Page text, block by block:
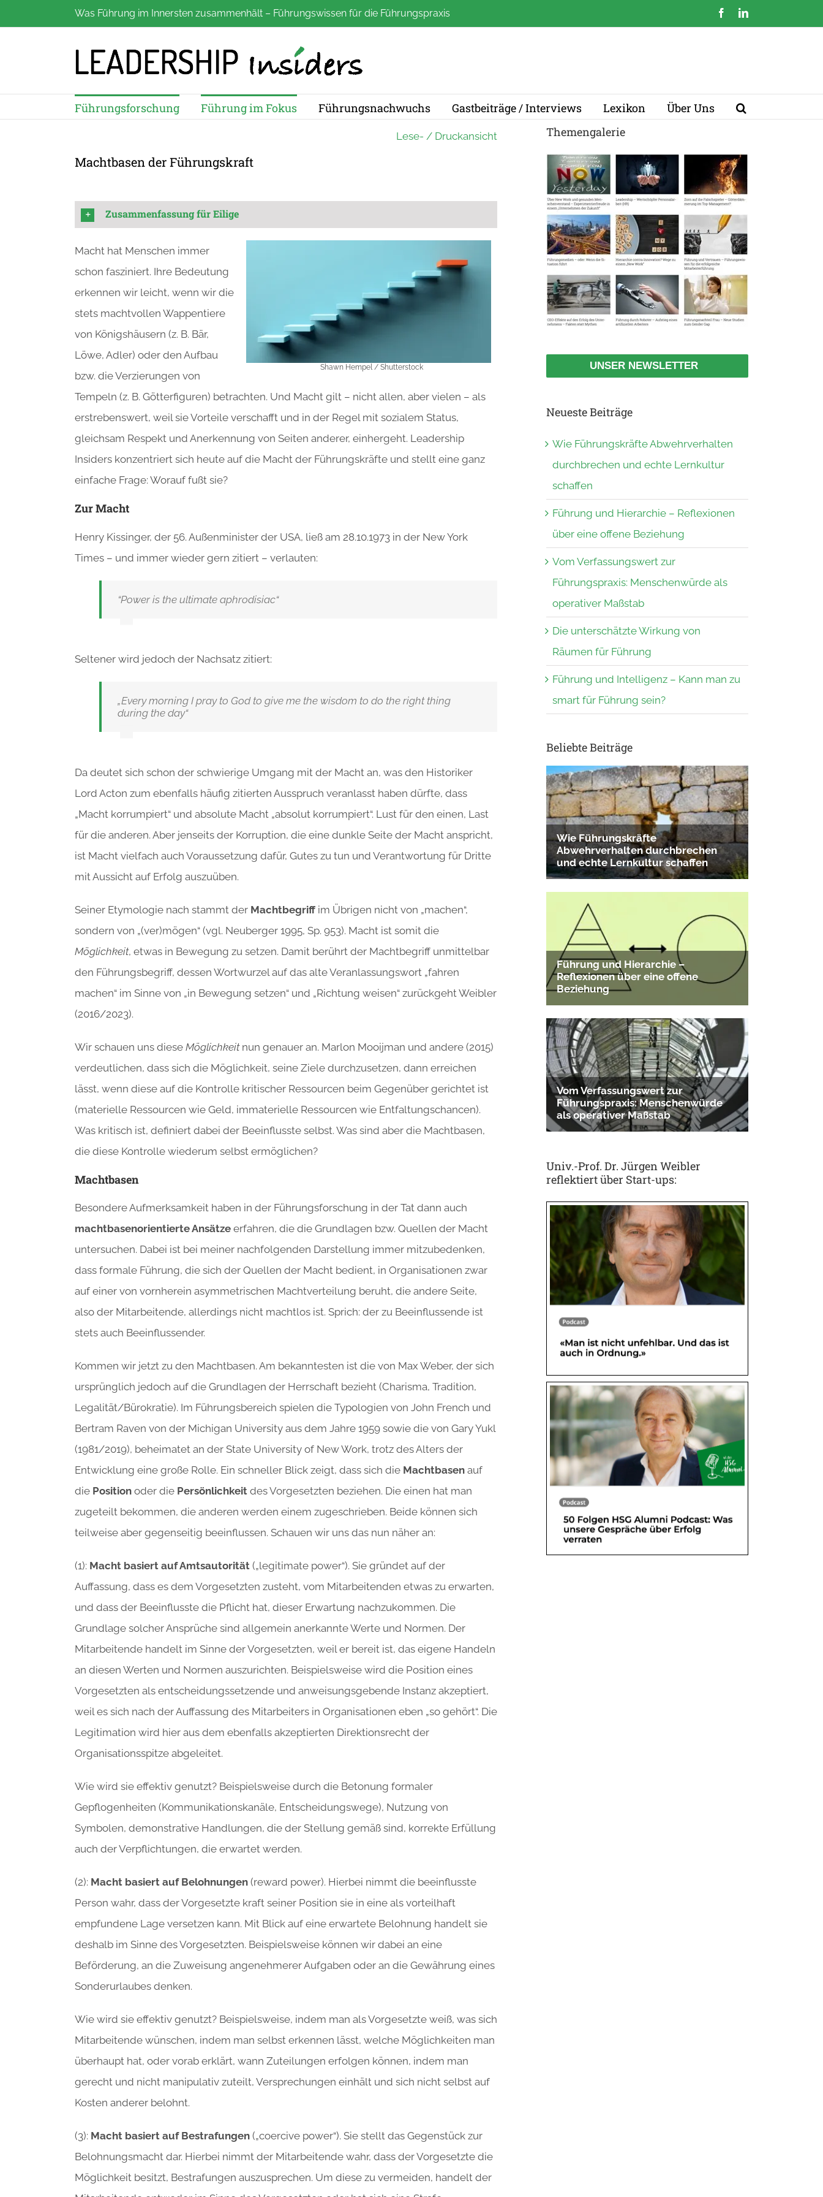
Inhalt
Was Führung im Innersten zusammenhält – Führungswissen für die Führungspraxis FacebookLinkedIn
Führungsforschung Führung im Fokus Führungsnachwuchs Gastbeiträge / Interviews Lexikon Über Uns
Lese- / Druckansicht
Machtbasen der Führungskraft
Zusammenfassung für Eilige
Shawn Hempel / Shutterstock
Macht hat Menschen immer
schon fasziniert. Ihre Bedeutung
erkennen wir leicht, wenn wir die
stets machtvollen Wappentiere
von Königshäusern (z. B. Bär,
Löwe, Adler) oder den Aufbau
bzw. die Verzierungen von
Tempeln (z. B. Götterfiguren) betrachten. Und Macht gilt – nicht allen, aber vielen – als
erstrebenswert, weil sie Vorteile verschafft und in der Regel mit sozialem Status,
gleichsam Respekt und Anerkennung von Seiten anderer, einhergeht. Leadership
Insiders konzentriert sich heute auf die Macht der Führungskräfte und stellt eine ganz
einfache Frage: Worauf fußt sie?
Zur Macht
Henry Kissinger, der 56. Außenminister der USA, ließ am 28.10.1973 in der New York
Times – und immer wieder gern zitiert – verlauten:
“Power is the ultimate aphrodisiac“
Seltener wird jedoch der Nachsatz zitiert:
„Every morning I pray to God to give me the wisdom to do the right thing
during the day“
Da deutet sich schon der schwierige Umgang mit der Macht an, was den Historiker
Lord Acton zum ebenfalls häufig zitierten Ausspruch veranlasst haben dürfte, dass
„Macht korrumpiert“ und absolute Macht „absolut korrumpiert“. Lust für den einen, Last
für die anderen. Aber jenseits der Korruption, die eine dunkle Seite der Macht anspricht,
ist Macht vielfach auch Voraussetzung dafür, Gutes zu tun und Verantwortung für Dritte
mit Aussicht auf Erfolg auszuüben.
Seiner Etymologie nach stammt der Machtbegriff im Übrigen nicht von „machen“,
sondern von „(ver)mögen“ (vgl. Neuberger 1995, Sp. 953). Macht ist somit die
Möglichkeit, etwas in Bewegung zu setzen. Damit berührt der Machtbegriff unmittelbar
den Führungsbegriff, dessen Wortwurzel auf das alte Veranlassungswort „fahren
machen“ im Sinne von „in Bewegung setzen“ und „Richtung weisen“ zurückgeht Weibler
(2016/2023).
Wir schauen uns diese Möglichkeitnun genauer an. Marlon Mooijman und andere (2015)
verdeutlichen, dass sich die Möglichkeit, seine Ziele durchzusetzen, dann erreichen
lässt, wenn diese auf die Kontrolle kritischer Ressourcen beim Gegenüber gerichtet ist
(materielle Ressourcen wie Geld, immaterielle Ressourcen wie Entfaltungschancen).
Was kritisch ist, definiert dabei der Beeinflusste selbst. Was sind aber die Machtbasen,
die diese Kontrolle wiederum selbst ermöglichen?
Machtbasen
Besondere Aufmerksamkeit haben in der Führungsforschung in der Tat dann auch
machtbasenorientierte Ansätze erfahren, die die Grundlagen bzw. Quellen der Macht
untersuchen. Dabei ist bei meiner nachfolgenden Darstellung immer mitzubedenken,
dass formale Führung, die sich der Quellen der Macht bedient, in Organisationen zwar
auf einer von vornherein asymmetrischen Machtverteilung beruht, die andere Seite,
also der Mitarbeitende, allerdings nicht machtlos ist. Sprich: der zu Beeinflussende ist
stets auch Beeinflussender.
Kommen wir jetzt zu den Machtbasen. Am bekanntesten ist die von Max Weber, der sich
ursprünglich jedoch auf die Grundlagen der Herrschaft bezieht (Charisma, Tradition,
Legalität/Bürokratie). Im Führungsbereich spielen die Typologien von John French und
Bertram Raven von der Michigan University aus dem Jahre 1959 sowie die von Gary Yukl
(1981/2019), beheimatet an der State University of New Work, trotz des Alters der
Entwicklung eine große Rolle. Ein schneller Blick zeigt, dass sich die Machtbasen auf
die Position oder die Persönlichkeit des Vorgesetzten beziehen. Die einen hat man
zugeteilt bekommen, die anderen werden einem zugeschrieben. Beide können sich
teilweise aber gegenseitig beeinflussen. Schauen wir uns das nun näher an:
(1): Macht basiert auf Amtsautorität („legitimate power“). Sie gründet auf der
Auffassung, dass es dem Vorgesetzten zusteht, vom Mitarbeitenden etwas zu erwarten,
und dass der Beeinflusste die Pflicht hat, dieser Erwartung nachzukommen. Die
Grundlage solcher Ansprüche sind allgemein anerkannte Werte und Normen. Der
Mitarbeitende handelt im Sinne der Vorgesetzten, weil er bereit ist, das eigene Handeln
an diesen Werten und Normen auszurichten. Beispielsweise wird die Position eines
Vorgesetzten als entscheidungssetzende und anweisungsgebende Instanz akzeptiert,
weil es sich nach der Auffassung des Mitarbeiters in Organisationen eben „so gehört“. Die
Legitimation wird hier aus dem ebenfalls akzeptierten Direktionsrecht der
Organisationsspitze abgeleitet.
Wie wird sie effektiv genutzt? Beispielsweise durch die Betonung formaler
Gepflogenheiten (Kommunikationskanäle, Entscheidungswege), Nutzung von
Symbolen, demonstrative Handlungen, die der Stellung gemäß sind, korrekte Erfüllung
auch der Verpflichtungen, die erwartet werden.
(2): Macht basiert auf Belohnungen (reward power). Hierbei nimmt die beeinflusste
Person wahr, dass der Vorgesetzte kraft seiner Position sie in eine als vorteilhaft
empfundene Lage versetzen kann. Mit Blick auf eine erwartete Belohnung handelt sie
deshalb im Sinne des Vorgesetzten. Beispielsweise können wir dabei an eine
Beförderung, an die Zuweisung angenehmerer Aufgaben oder an die Gewährung eines
Sonderurlaubes denken.
Wie wird sie effektiv genutzt? Beispielsweise, indem man als Vorgesetzte weiß, was sich
Mitarbeitende wünschen, indem man selbst erkennen lässt, welche Möglichkeiten man
überhaupt hat, oder vorab erklärt, wann Zuteilungen erfolgen können, indem man
gerecht und nicht manipulativ zuteilt, Versprechungen einhält und sich nicht selbst auf
Kosten anderer belohnt.
(3): Macht basiert auf Bestrafungen („coercive power“). Sie stellt das Gegenstück zur
Belohnungsmacht dar. Hierbei nimmt der Mitarbeitende wahr, dass der Vorgesetzte die
Möglichkeit besitzt, Bestrafungen auszusprechen. Um diese zu vermeiden, handelt der
Themengalerie
UNSER NEWSLETTER
Neueste Beiträge
Wie Führungskräfte Abwehrverhalten
durchbrechen und echte Lernkultur
schaffen
Führung und Hierarchie – Reflexionen
über eine offene Beziehung
Vom Verfassungswert zur
Führungspraxis: Menschenwürde als
operativer Maßstab
Die unterschätzte Wirkung von
Räumen für Führung
Führung und Intelligenz – Kann man zu
smart für Führung sein?
Beliebte Beiträge
Univ.-Prof. Dr. Jürgen Weibler
reflektiert über Start-ups: